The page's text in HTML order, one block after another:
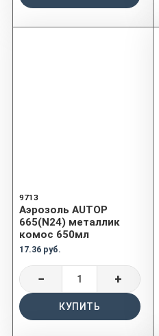
9713
Аэрозоль AUTOP
665(N24) металлик
комос 650мл
17.36 руб.
− +
КУПИТЬ